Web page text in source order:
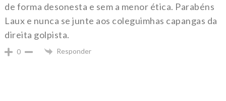
de forma desonesta e sem a menor ética. Parabéns
Laux e nunca se junte aos coleguimhas capangas da
direita golpista.
0 Responder